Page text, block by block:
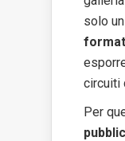
solo
circuiti
Per